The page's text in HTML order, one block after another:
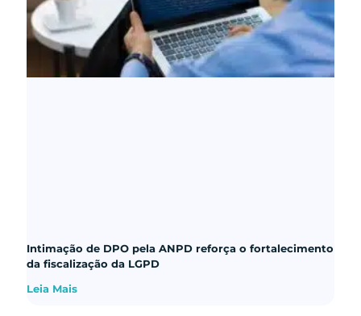
Intimação de DPO pela ANPD reforça o fortalecimento
da fiscalização da LGPD
Leia Mais